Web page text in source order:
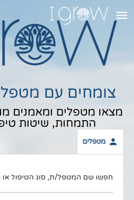
צומחים עם
מצאו מטפלים ומאמנים
התמחות, שיטות
מטפלים
חפשו שם המטפל/ת, סוג הטיפול או